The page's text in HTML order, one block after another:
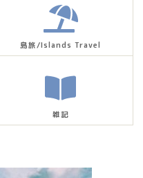
島旅/Islands Travel
雑記